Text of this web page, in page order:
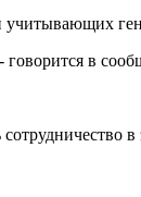
учитывающих
в
в